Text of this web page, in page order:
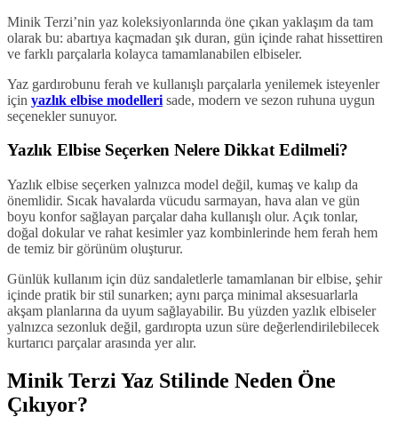
Minik Terzi’nin yaz koleksiyonlarında öne çıkan yaklaşım da tam
olarak bu: abartıya kaçmadan şık duran, gün içinde rahat hissettiren
ve farklı parçalarla kolayca tamamlanabilen elbiseler.
Yaz gardırobunu ferah ve kullanışlı parçalarla yenilemek isteyenler
için yazlık elbise modelleri sade, modern ve sezon ruhuna uygun
seçenekler sunuyor.
Yazlık Elbise Seçerken Nelere Dikkat Edilmeli?
Yazlık elbise seçerken yalnızca model değil, kumaş ve kalıp da
önemlidir. Sıcak havalarda vücudu sarmayan, hava alan ve gün
boyu konfor sağlayan parçalar daha kullanışlı olur. Açık tonlar,
doğal dokular ve rahat kesimler yaz kombinlerinde hem ferah hem
de temiz bir görünüm oluşturur.
Günlük kullanım için düz sandaletlerle tamamlanan bir elbise, şehir
içinde pratik bir stil sunarken; aynı parça minimal aksesuarlarla
akşam planlarına da uyum sağlayabilir. Bu yüzden yazlık elbiseler
yalnızca sezonluk değil, gardıropta uzun süre değerlendirilebilecek
kurtarıcı parçalar arasında yer alır.
Minik Terzi Yaz Stilinde Neden Öne
Çıkıyor?